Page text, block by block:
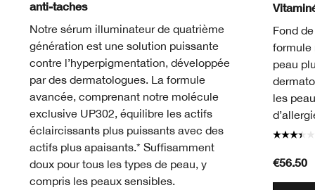
anti-taches
Notre sérum illuminateur de quatrième
génération est une solution puissante
contre l’hyperpigmentation, développée
par des dermatologues. La formule
avancée, comprenant notre molécule
exclusive UP302, équilibre les actifs
éclaircissants plus puissants avec des
actifs plus apaisants.* Suffisamment
doux pour tous les types de peau, y
compris les peaux sensibles.
Fond
formule
peau
les
€56.50